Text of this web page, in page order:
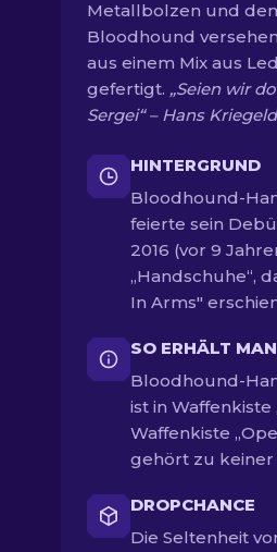
Metallbolzen und
Bloodhound
aus einem Mix aus
gefertigt. „Seien wir
Sergei“ – Hans
HINTERGRUND
Bloodhound-
feierte sein
2016 (vor 9
„Handschuhe“,
In Arms"
SO ERHÄLT
Bloodhound-
ist in
Waffenkiste
gehört zu keiner
DROPCHANCE
Die Seltenheit